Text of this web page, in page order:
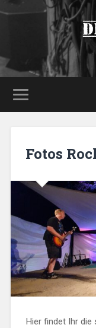
Fotos
Hier findet Ihr